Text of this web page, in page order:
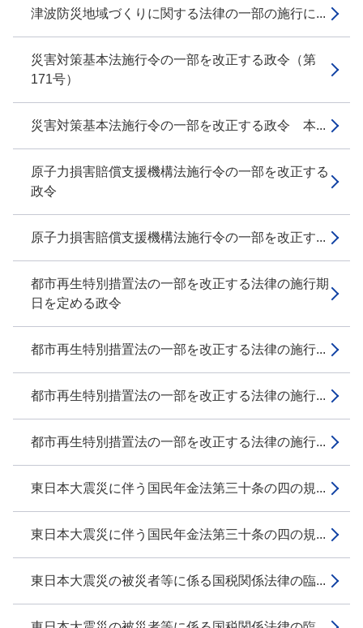
津波防災地域づくりに関する法律の一部の施行に...
災害対策基本法施行令の一部を改正する政令（第
171号）
災害対策基本法施行令の一部を改正する政令 本...
原子力損害賠償支援機構法施行令の一部を改正する
政令
原子力損害賠償支援機構法施行令の一部を改正す...
都市再生特別措置法の一部を改正する法律の施行期
日を定める政令
都市再生特別措置法の一部を改正する法律の施行...
都市再生特別措置法の一部を改正する法律の施行...
都市再生特別措置法の一部を改正する法律の施行...
東日本大震災に伴う国民年金法第三十条の四の規...
東日本大震災に伴う国民年金法第三十条の四の規...
東日本大震災の被災者等に係る国税関係法律の臨...